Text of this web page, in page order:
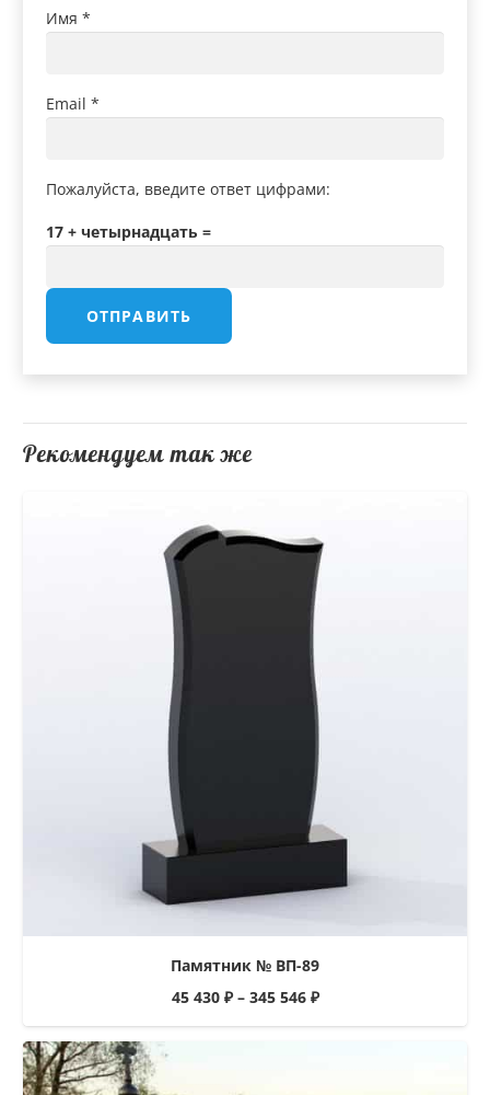
Имя *
Email *
Пожалуйста, введите ответ цифрами:
17 + четырнадцать =
Рекомендуем так же
Памятник № ВП-89
45 430 ₽– 345 546 ₽